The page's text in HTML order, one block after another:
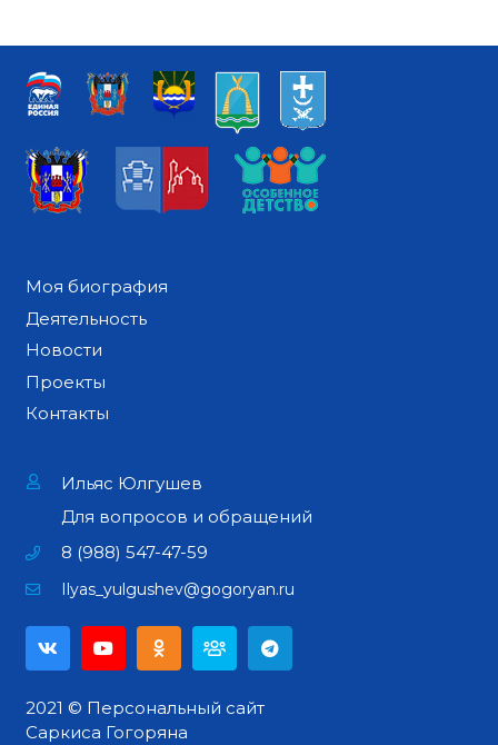
Моя биография
Деятельность
Новости
Проекты
Контакты
Ильяс Юлгушев
Для вопросов и обращений
8 (988) 547-47-59
Ilyas_yulgushev@gogoryan.ru
2021 © Персональный сайт
Саркиса Гогоряна